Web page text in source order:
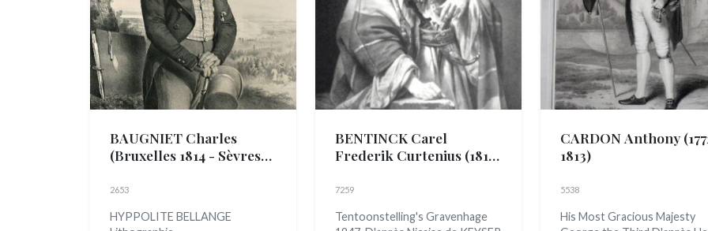
BAUGNIET Charles
(Bruxelles 1814 - Sèvres
2653
HYPPOLITE BELLANGE
BENTINCK Carel
Frederik Curtenius (1814
7259
Tentoonstelling's Gravenhage
CARDON Anthony
1813)
5538
His Most Gracious Majesty